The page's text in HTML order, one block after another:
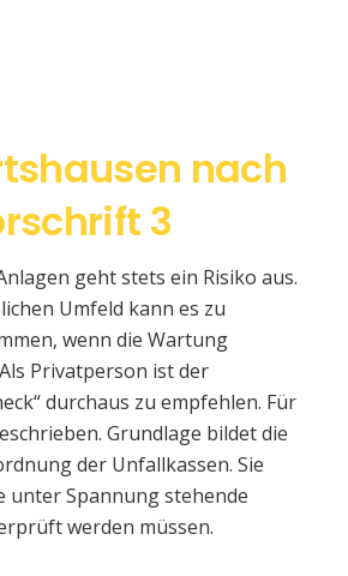
nach
3
geht stets ein Risiko aus.
Umfeld kann es zu
wenn die Wartung
Privatperson ist der
durchaus zu empfehlen. Für
Grundlage bildet die
der Unfallkassen. Sie
unter Spannung stehende
werden müssen.